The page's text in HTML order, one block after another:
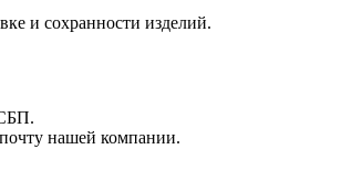
и сохранности изделий.
нашей компании.